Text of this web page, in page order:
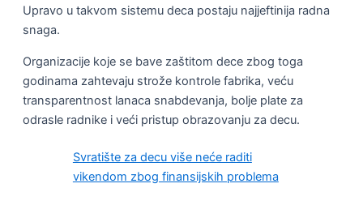
Upravo u takvom sistemu deca postaju najjeftinija radna
snaga.
Organizacije koje se bave zaštitom dece zbog toga
godinama zahtevaju strože kontrole fabrika, veću
transparentnost lanaca snabdevanja, bolje plate za
odrasle radnike i veći pristup obrazovanju za decu.
Svratište za decu više neće raditi
vikendom zbog finansijskih problema